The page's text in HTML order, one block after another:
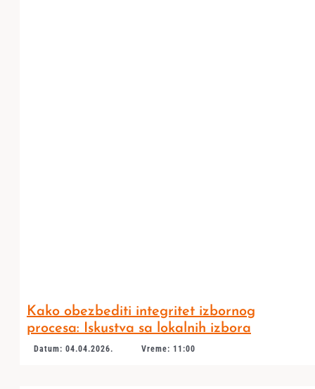
Kako obezbediti integritet izbornog
procesa: Iskustva sa lokalnih izbora
Datum: 04.04.2026. Vreme: 11:00